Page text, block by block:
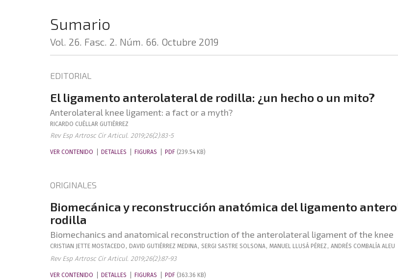
Sumario
Vol. 26. Fasc. 2. Núm. 66. Octubre 2019
EDITORIAL
El ligamento anterolateral de rodilla: ¿un hecho o un mito?
Anterolateral knee ligament: a fact or a myth?
RICARDO CUÉLLAR GUTIÉRREZ
Rev Esp Artrosc Cir Articul. 2019;26(2):83-5
VER CONTENIDO DETALLES FIGURAS PDF (239.54 KB)
ORIGINALES
Biomecánica y reconstrucción anatómica del ligamento
rodilla
Biomechanics and anatomical reconstruction of the anterolateral ligament of the knee
CRISTIAN JETTE MOSTACEDO , DAVID GUTIÉRREZ MEDINA, SERGI SASTRE SOLSONA, MANUEL LLUSÁ PÉREZ , ANDRÉS COMBALÍA ALEU
Rev Esp Artrosc Cir Articul. 2019;26(2):87-93
VER CONTENIDO DETALLES FIGURAS PDF (363.36 KB)